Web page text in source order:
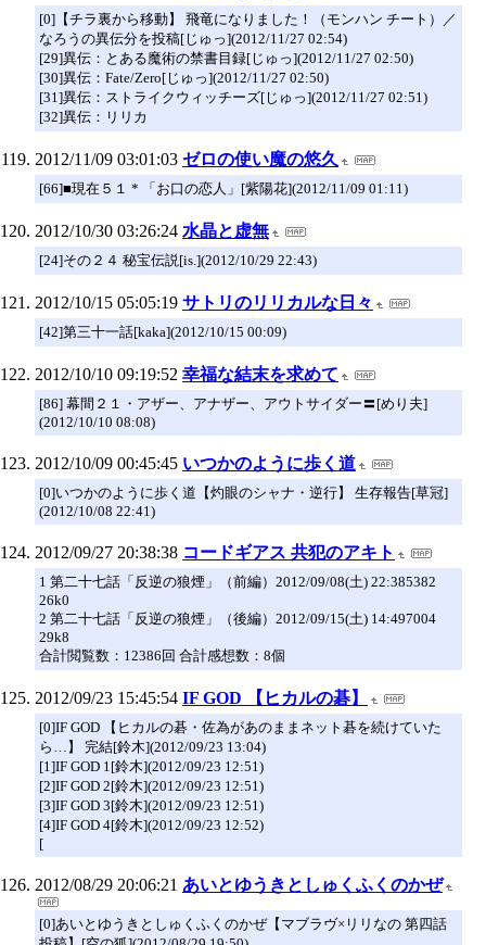
[0]【チラ裏から移動】 飛竜になりました！（モンハン チート）／
なろうの異伝分を投稿[じゅっ](2012/11/27 02:54)
[29]異伝：とある魔術の禁書目録[じゅっ](2012/11/27 02:50)
[30]異伝：Fate/Zero[じゅっ](2012/11/27 02:50)
[31]異伝：ストライクウィッチーズ[じゅっ](2012/11/27 02:51)
[32]異伝：リリカ
2012/11/09 03:01:03 ゼロの使い魔の悠久
[66]■現在５１ * 「お口の恋人」[紫陽花](2012/11/09 01:11)
2012/10/30 03:26:24 水晶と虚無
[24]その２４ 秘宝伝説[is.](2012/10/29 22:43)
2012/10/15 05:05:19 サトリのリリカルな日々
[42]第三十一話[kaka](2012/10/15 00:09)
2012/10/10 09:19:52 幸福な結末を求めて
[86] 幕間２１・アザー、アナザー、アウトサイダー〓[めり夫]
(2012/10/10 08:08)
2012/10/09 00:45:45 いつかのように歩く道
[0]いつかのように歩く道【灼眼のシャナ・逆行】 生存報告[草冠]
(2012/10/08 22:41)
2012/09/27 20:38:38 コードギアス 共犯のアキト
1 第二十七話「反逆の狼煙」（前編）2012/09/08(土) 22:385382
26k0
2 第二十七話「反逆の狼煙」（後編）2012/09/15(土) 14:497004
29k8
合計閲覧数：12386回 合計感想数：8個
2012/09/23 15:45:54 IF GOD 【ヒカルの碁】
[0]IF GOD 【ヒカルの碁・佐為があのままネット碁を続けていた
ら…】 完結[鈴木](2012/09/23 13:04)
[1]IF GOD 1[鈴木](2012/09/23 12:51)
[2]IF GOD 2[鈴木](2012/09/23 12:51)
[3]IF GOD 3[鈴木](2012/09/23 12:51)
[4]IF GOD 4[鈴木](2012/09/23 12:52)
[
2012/08/29 20:06:21 あいとゆうきとしゅくふくのかぜ
[0]あいとゆうきとしゅくふくのかぜ【マブラヴ×リリなの 第四話